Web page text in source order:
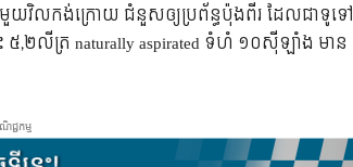
ប៉ុងមួយវិលកង់ក្រោយ ជំនួសឲ្យប្រព័ន្ធប៉ុងពីរ ដែលជាទូទៅ
៥,២លីត្រ naturally aspirated ទំហំ ១០ស៊ីឡាំង មាន
ជ្ជកម្ម